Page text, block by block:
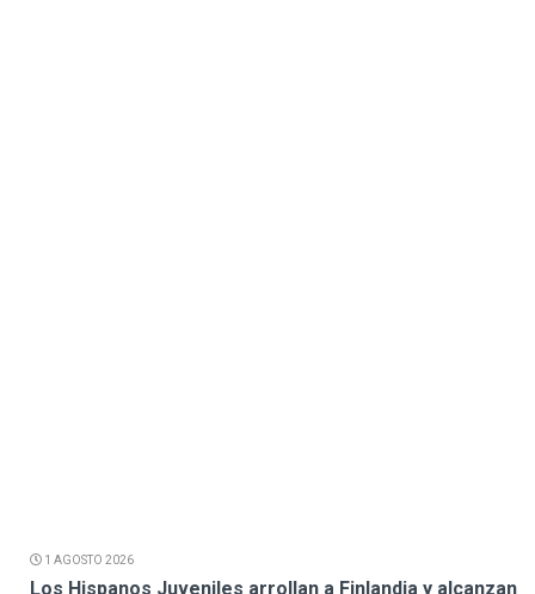
1 AGOSTO 2026
Los Hispanos Juveniles arrollan a Finlandia y alcanzan